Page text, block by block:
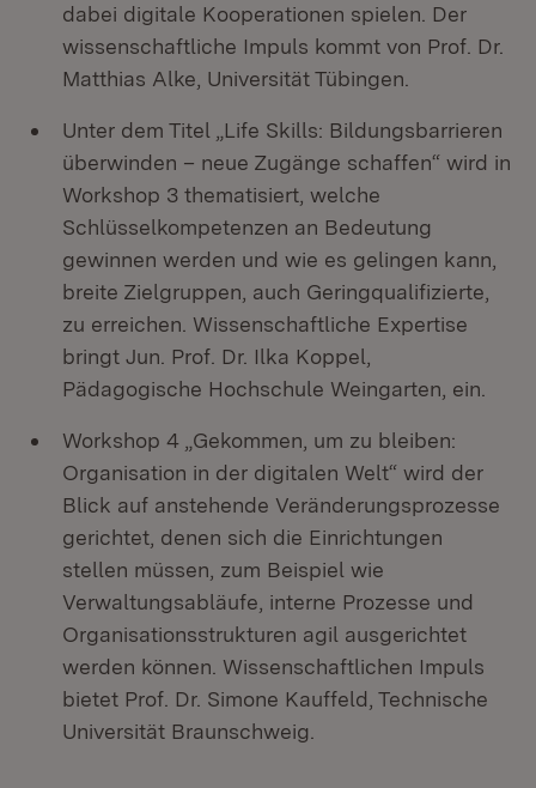
dabei digitale Kooperationen spielen. Der
wissenschaftliche Impuls kommt von Prof. Dr.
Matthias Alke, Universität Tübingen.
Unter dem Titel „Life Skills: Bildungsbarrieren
überwinden – neue Zugänge schaffen“ wird in
Workshop 3 thematisiert, welche
Schlüsselkompetenzen an Bedeutung
gewinnen werden und wie es gelingen kann,
breite Zielgruppen, auch Geringqualifizierte,
zu erreichen. Wissenschaftliche Expertise
bringt Jun. Prof. Dr. Ilka Koppel,
Pädagogische Hochschule Weingarten, ein.
Workshop 4 „Gekommen, um zu bleiben:
Organisation in der digitalen Welt“ wird der
Blick auf anstehende Veränderungsprozesse
gerichtet, denen sich die Einrichtungen
stellen müssen, zum Beispiel wie
Verwaltungsabläufe, interne Prozesse und
Organisationsstrukturen agil ausgerichtet
werden können. Wissenschaftlichen Impuls
bietet Prof. Dr. Simone Kauffeld, Technische
Universität Braunschweig.